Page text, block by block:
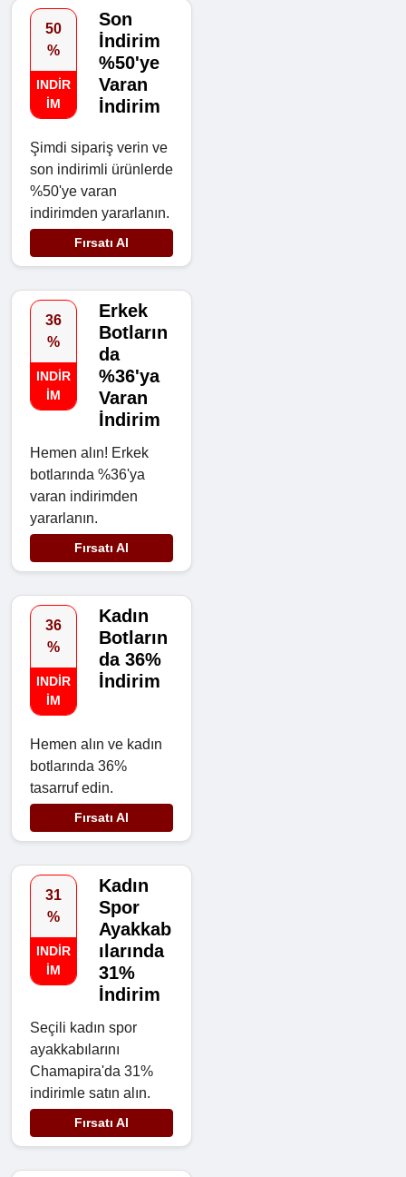
50
%
INDIR
IM
Son
İndirim
%50'ye
Varan
İndirim
Şimdi sipariş verin ve
son indirimli ürünlerde
%50'ye varan
indirimden yararlanın.
Fırsatı Al
36
%
INDIR
IM
Erkek
Botların
da
%36'ya
Varan
İndirim
Hemen alın! Erkek
botlarında %36'ya
varan indirimden
yararlanın.
Fırsatı Al
36
%
INDIR
IM
Kadın
Botların
da 36%
İndirim
Hemen alın ve kadın
botlarında 36%
tasarruf edin.
Fırsatı Al
31
%
INDIR
IM
Kadın
Spor
Ayakkab
ılarında
31%
İndirim
Seçili kadın spor
ayakkabılarını
Chamapira'da 31%
indirimle satın alın.
Fırsatı Al